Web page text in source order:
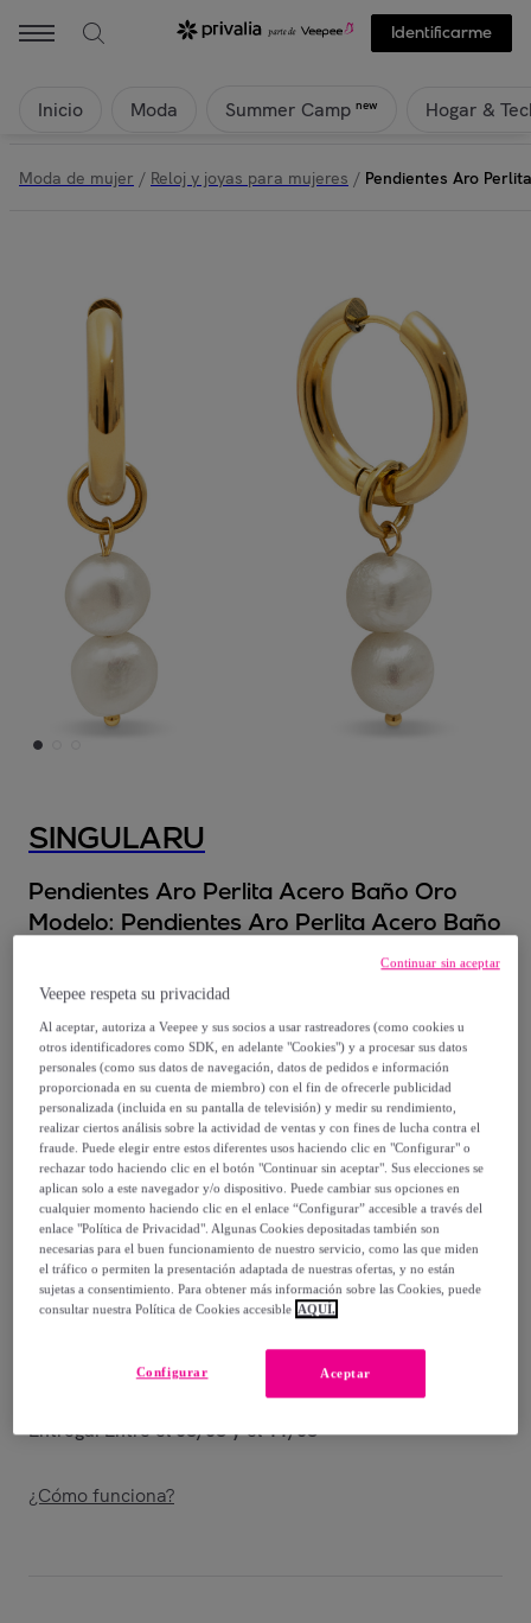
Identificarme
Inicio Moda Summer Camp new Hogar &
Moda de mujer / Reloj y joyas para mujeres / Pendientes Aro
SINGULARU
Pendientes Aro Perlita Acero Baño Oro
Modelo: Pendientes Aro Perlita Acero Baño
12, €
25,99 €
-50%
Vendido porSingularu
Entrega
Entrega desde2,99 €
Gratis desde 30 € de compra
Entrega: Entre el08/08y el11/08
¿Cómo funciona?
Veepee respeta su privacidad
Al aceptar, autoriza a Veepee y sus socios a usar rastreadores (como cookies u
otros identificadores como SDK, en adelante "Cookies") y a procesar sus datos
personales (como sus datos de navegación, datos de pedidos e información
proporcionada en su cuenta de miembro) con el fin de ofrecerle publicidad
personalizada (incluida en su pantalla de televisión) y medir su rendimiento,
realizar ciertos análisis sobre la actividad de ventas y con fines de lucha contra el
fraude. Puede elegir entre estos diferentes usos haciendo clic en "Configurar" o
rechazar todo haciendo clic en el botón "Continuar sin aceptar". Sus elecciones se
aplican solo a este navegador y/o dispositivo. Puede cambiar sus opciones en
cualquier momento haciendo clic en el enlace “Configurar” accesible a través del
enlace "Política de Privacidad". Algunas Cookies depositadas también son
necesarias para el buen funcionamiento de nuestro servicio, como las que miden
el tráfico o permiten la presentación adaptada de nuestras ofertas, y no están
sujetas a consentimiento. Para obtener más información sobre las Cookies, puede
consultar nuestra Política de Cookies accesible AQUÍ.
Aceptar
Configurar
Continuar sin aceptar